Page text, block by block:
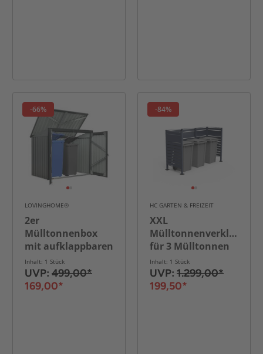
-66%
LOVINGHOME®
2er
Mülltonnenbox
mit aufklappbaren
Dach , ca. 101 x
158 x 134 cm -
Anthrazit
Inhalt: 1 Stück
UVP: 499,00*
169,00*
-84%
HC GARTEN & FREIZEIT
XXL
Mülltonnenverkleidung
für 3 Mülltonnen
aus Edelstahl, ca.
237,5 x 82,5 x 150
cm - Anthrazit
Inhalt: 1 Stück
UVP: 1.299,00*
199,50*